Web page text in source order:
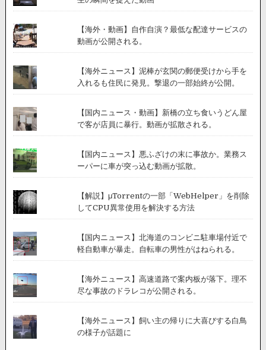
動
が
開。
【海外・動画】自作自演？最低な配達サービスの
動画が公開される。
【海外ニュース】泥棒が玄関の郵便受けから手を
入れるも住民に発見。撃退の一部始終が公開。
【国内ニュース・動画】新橋の立ち食いうどん屋
で客が店員に暴行。動画が拡散される。
【国内ニュース】悪ふざけの末に事故か。業務ス
ーパーに車が突っ込む動画が拡散。
【解説】μTorrentの一部「WebHelper」を削除
してCPU異常使用を解決する方法
【国内ニュース】北海道のコンビニ駐車場付近で
軽自動車が暴走。自転車の男性がはねられる。
【海外ニュース】高速道路で案内板が落下。理不
尽な事故のドラレコが公開される。
【海外ニュース】飼い主の帰りに大喜びする白鳥
の様子が話題に